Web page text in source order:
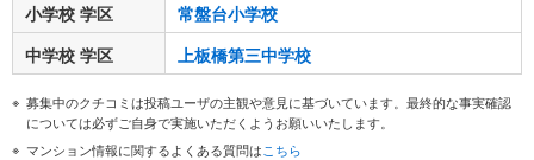
小学校 学区
常盤台小学校
中学校 学区
上板橋第三中学校
募集中のクチコミは投稿ユーザの主観や意見に基づいています。最終的な事実確認
については必ずご自身で実施いただくようお願いいたします。
マンション情報に関するよくある質問はこちら